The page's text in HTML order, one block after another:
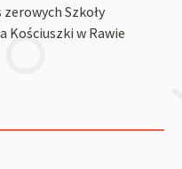
Szkoły
Kościuszki w Rawie